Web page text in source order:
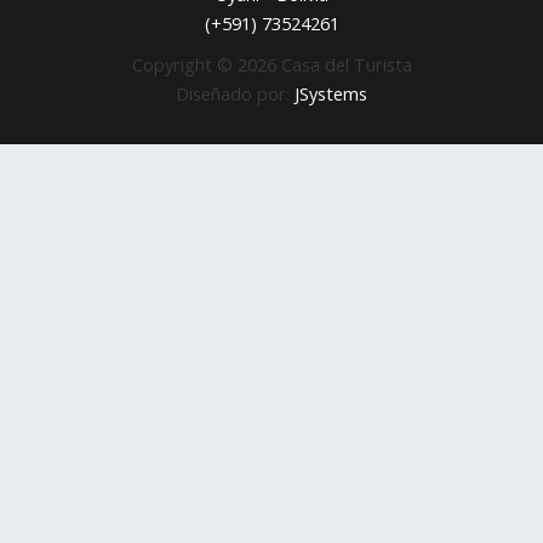
(+591) 73524261
Copyright © 2026 Casa del Turista
Diseñado por: JSystems